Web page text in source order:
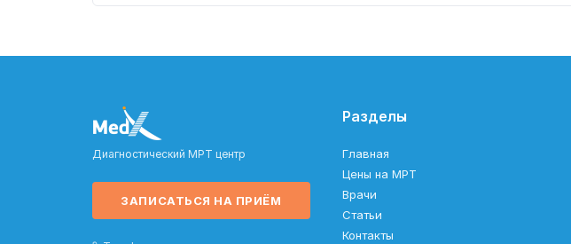
Диагностический МРТ центр
ЗАПИСАТЬСЯ НА ПРИЁМ
Разделы
Главная
Цены на МРТ
Врачи
Статьи
Контакты